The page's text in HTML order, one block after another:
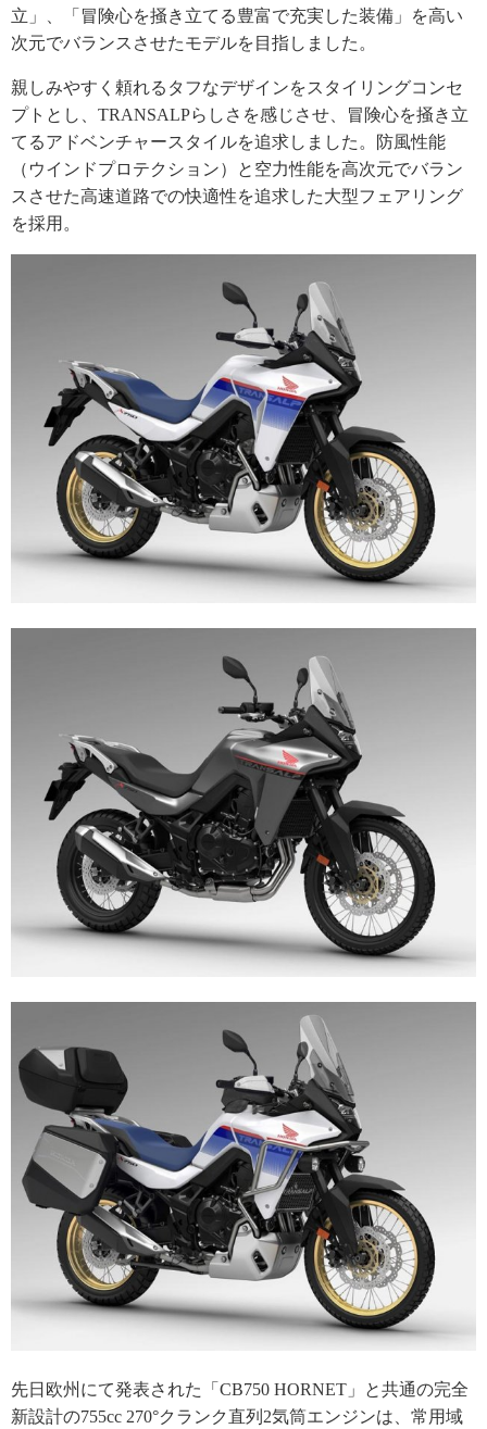
立」、「冒険心を掻き立てる豊富で充実した装備」を高い
次元でバランスさせたモデルを目指しました。
親しみやすく頼れるタフなデザインをスタイリングコンセ
プトとし、TRANSALPらしさを感じさせ、冒険心を掻き立
てるアドベンチャースタイルを追求しました。防風性能
（ウインドプロテクション）と空力性能を高次元でバラン
スさせた高速道路での快適性を追求した大型フェアリング
を採用。
先日欧州にて発表された「CB750 HORNET」と共通の完全
新設計の755cc 270°クランク直列2気筒エンジンは、常用域